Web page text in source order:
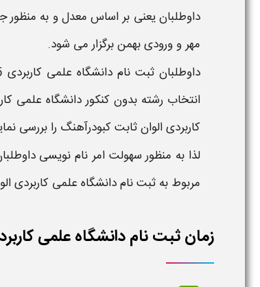
داوطلبان یعنی بر اساس معدل و به منظور
مهرو ورودیبهمنبرگزار می شود.
داوطلبانثبت نام دانشگاه علمی کاربردی
انتخاب رشته بدون کنکور دانشگاه علمی
کاربردیالوان ثابت کبودرآهنگ را بررسی
لذا به منظور سهولت امر نام نویسی
مربوط به ثبت نام دانشگاه علمی کاربردی
زمان ثبت نام دانشگاه علمی